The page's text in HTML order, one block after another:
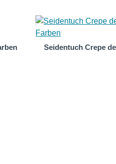
macht. Es ist auch sehr
ist Crepe de Chine
oder Unbehagen. Ein
Seidentuch Crepe